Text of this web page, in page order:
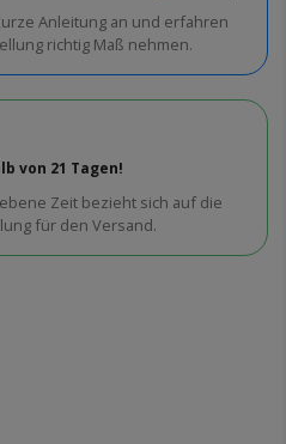
Anleitung an und erfahren
richtig Maß nehmen.
von 21 Tagen!
Zeit bezieht sich auf die
für den Versand.